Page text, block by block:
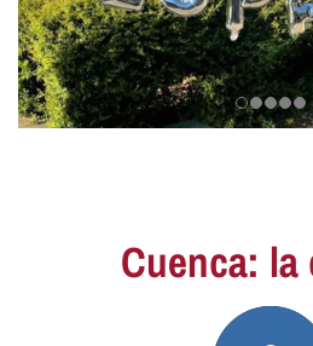
Cuenca: la